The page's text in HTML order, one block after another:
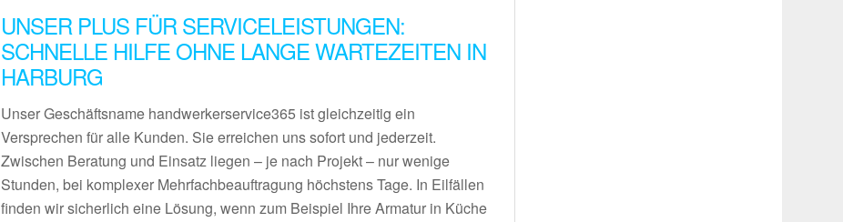
UNSER PLUS FÜR SERVICELEISTUNGEN:
SCHNELLE HILFE OHNE LANGE WARTEZEITEN IN
HARBURG
Unser Geschäftsname handwerkerservice365 ist gleichzeitig ein
Versprechen für alle Kunden. Sie erreichen uns sofort und jederzeit.
Zwischen Beratung und Einsatz liegen – je nach Projekt – nur wenige
Stunden, bei komplexer Mehrfachbeauftragung höchstens Tage. In Eilfällen
finden wir sicherlich eine Lösung, wenn zum Beispiel Ihre Armatur in Küche